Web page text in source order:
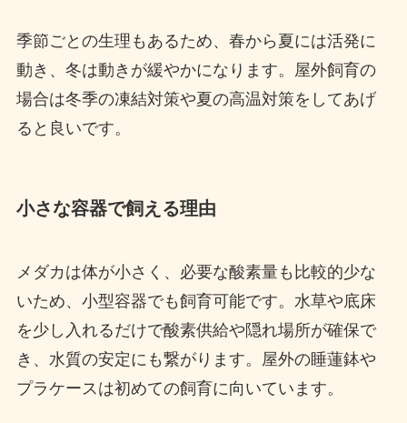
季節ごとの生理もあるため、春から夏には活発に
動き、冬は動きが緩やかになります。屋外飼育の
場合は冬季の凍結対策や夏の高温対策をしてあげ
ると良いです。
小さな容器で飼える理由
メダカは体が小さく、必要な酸素量も比較的少な
いため、小型容器でも飼育可能です。水草や底床
を少し入れるだけで酸素供給や隠れ場所が確保で
き、水質の安定にも繋がります。屋外の睡蓮鉢や
プラケースは初めての飼育に向いています。